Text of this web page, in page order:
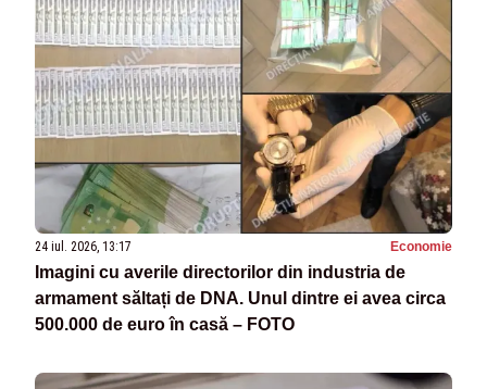
24 iul. 2026, 13:17 Economie
Imagini cu averile directorilor din industria de
armament săltați de DNA. Unul dintre ei avea circa
500.000 de euro în casă – FOTO